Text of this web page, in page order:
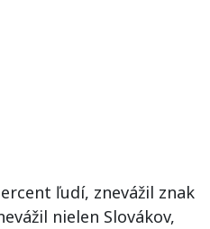
ľudí, znevážil znak
nielen Slovákov,